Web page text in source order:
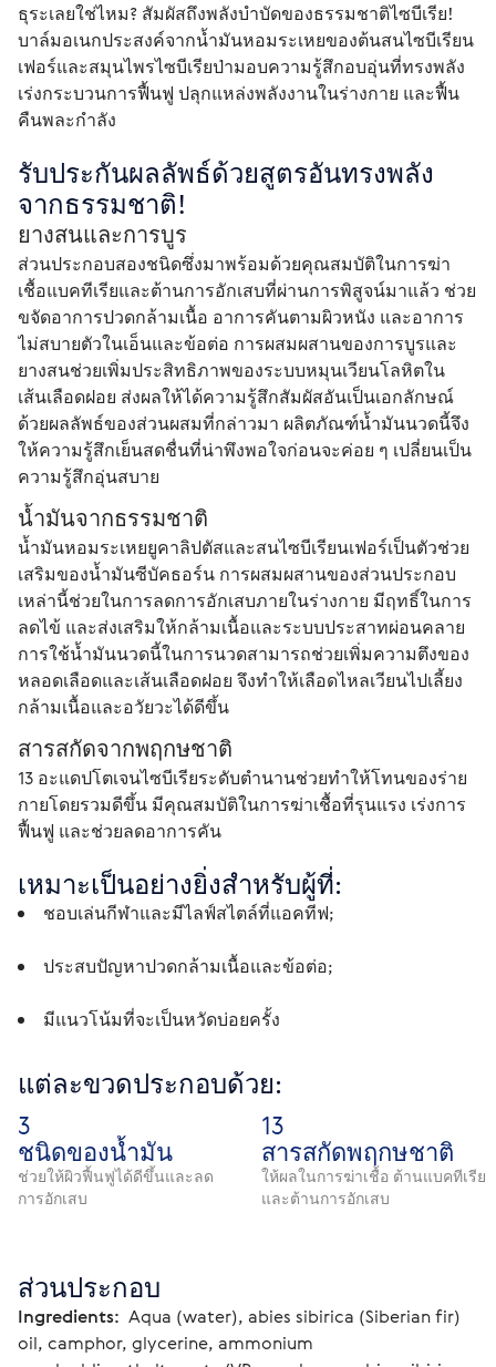
ธุระเลยใช่ไหม? สัมผัสถึงพลังบำบัดของธรรมชาติไซบีเรีย!
บาล์มอเนกประสงค์จากน้ำมันหอมระเหยของต้นสนไซบีเรียน
เฟอร์และสมุนไพรไซบีเรียป่ามอบความรู้สึกอบอุ่นที่ทรงพลัง
เร่งกระบวนการฟื้นฟู ปลุกแหล่งพลังงานในร่างกาย และฟื้น
คืนพละกำลัง
รับประกันผลลัพธ์ด้วยสูตรอันทรงพลัง
จากธรรมชาติ!
ยางสนและการบูร
ส่วนประกอบสองชนิดซึ่งมาพร้อมด้วยคุณสมบัติในการฆ่า
เชื้อแบคทีเรียและต้านการอักเสบที่ผ่านการพิสูจน์มาแล้ว ช่วย
ขจัดอาการปวดกล้ามเนื้อ อาการคันตามผิวหนัง และอาการ
ไม่สบายตัวในเอ็นและข้อต่อ การผสมผสานของการบูรและ
ยางสนช่วยเพิ่มประสิทธิภาพของระบบหมุนเวียนโลหิตใน
เส้นเลือดฝอย ส่งผลให้ได้ความรู้สึกสัมผัสอันเป็นเอกลักษณ์
ด้วยผลลัพธ์ของส่วนผสมที่กล่าวมา ผลิตภัณฑ์น้ำมันนวดนี้จึง
ให้ความรู้สึกเย็นสดชื่นที่น่าพึงพอใจก่อนจะค่อย ๆ เปลี่ยนเป็น
ความรู้สึกอุ่นสบาย
น้ำมันจากธรรมชาติ
น้ำมันหอมระเหยยูคาลิปตัสและสนไซบีเรียนเฟอร์เป็นตัวช่วย
เสริมของน้ำมันซีบัคธอร์น การผสมผสานของส่วนประกอบ
เหล่านี้ช่วยในการลดการอักเสบภายในร่างกาย มีฤทธิ์ในการ
ลดไข้ และส่งเสริมให้กล้ามเนื้อและระบบประสาทผ่อนคลาย
การใช้น้ำมันนวดนี้ในการนวดสามารถช่วยเพิ่มความตึงของ
หลอดเลือดและเส้นเลือดฝอย จึงทำให้เลือดไหลเวียนไปเลี้ยง
กล้ามเนื้อและอวัยวะได้ดีขึ้น
สารสกัดจากพฤกษชาติ
13 อะแดปโตเจนไซบีเรียระดับตำนานช่วยทำให้โทนของร่าย
กายโดยรวมดีขึ้น มีคุณสมบัติในการฆ่าเชื้อที่รุนแรง เร่งการ
ฟื้นฟู และช่วยลดอาการคัน
เหมาะเป็นอย่างยิ่งสำหรับผู้ที่:
ชอบเล่นกีฬาและมีไลฟ์สไตล์ที่แอคทีฟ;
ประสบปัญหาปวดกล้ามเนื้อและข้อต่อ;
มีแนวโน้มที่จะเป็นหวัดบ่อยครั้ง
แต่ละขวดประกอบด้วย:
3
ชนิดของน้ำมัน
ช่วยให้ผิวฟื้นฟูได้ดีขึ้นและลด
การอักเสบ
13
สารสกัดพฤกษชาติ
ให้ผลในการฆ่าเชื้อ ต้านแบคทีเรีย
และต้านการอักเสบ
ส่วนประกอบ
Ingredients: Aqua (water), abies sibirica (Siberian fir)
oil, camphor, glycerine, ammonium